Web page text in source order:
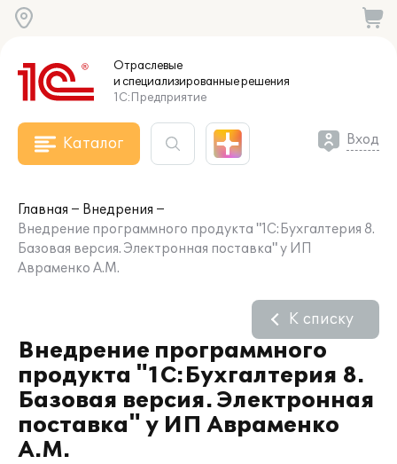
Отраслевые
и специализированныерешения
1С:Предприятие
Каталог Вход
Главная
Внедрения
Внедрение программного продукта "1С:Бухгалтерия 8.
Базовая версия. Электронная поставка" у ИП
Авраменко А.М.
Внедрение программного
продукта "1С:Бухгалтерия 8.
Базовая версия. Электронная
поставка" у ИП Авраменко
А.М.
К списку